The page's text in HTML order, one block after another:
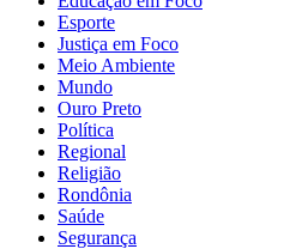
Esporte
Justiça em Foco
Meio Ambiente
Mundo
Ouro Preto
Política
Regional
Religião
Rondônia
Saúde
Segurança